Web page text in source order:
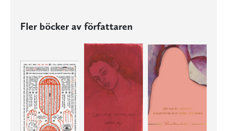
Fler böcker av författaren